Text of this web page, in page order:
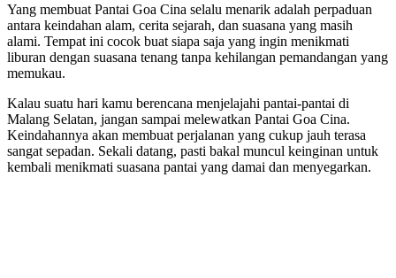
Yang membuat Pantai Goa Cina selalu menarik adalah perpaduan
antara keindahan alam, cerita sejarah, dan suasana yang masih
alami. Tempat ini cocok buat siapa saja yang ingin menikmati
liburan dengan suasana tenang tanpa kehilangan pemandangan yang
memukau.
Kalau suatu hari kamu berencana menjelajahi pantai-pantai di
Malang Selatan, jangan sampai melewatkan Pantai Goa Cina.
Keindahannya akan membuat perjalanan yang cukup jauh terasa
sangat sepadan. Sekali datang, pasti bakal muncul keinginan untuk
kembali menikmati suasana pantai yang damai dan menyegarkan.